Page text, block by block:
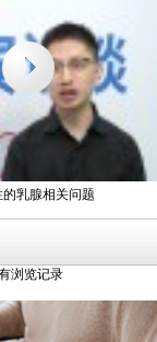
乳腺相关问题
浏览记录